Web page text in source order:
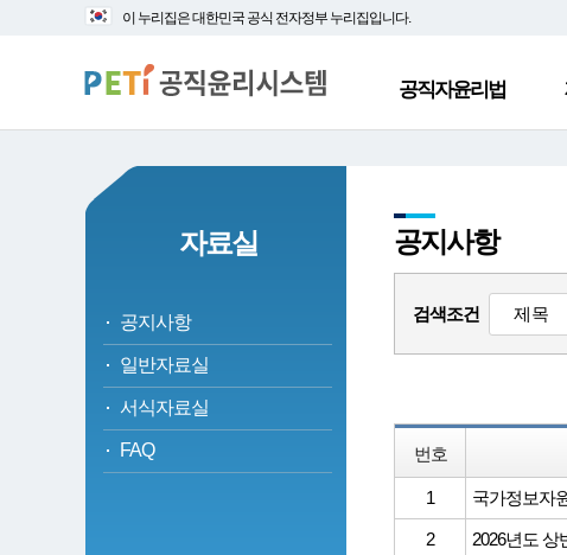
대
바
로
본
로
가
이 누리집은 대한민국 공식 전자정부 누리집입니다.
공직자윤리법
자료실
공지사항
일반자료실
서식자료실
FAQ
공지사항
검색조건
번호
1 국가정보자
2 2026년도